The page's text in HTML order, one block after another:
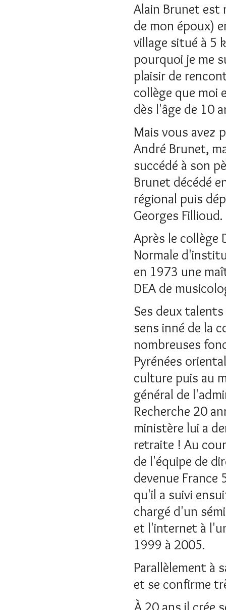
Alain Brunet est
de mon époux)
village situé à 5
pourquoi je me
plaisir de
collège que moi
dès l'âge de 10
Mais vous avez
André Brunet,
succédé à son
Brunet décédé
régional puis
Georges Fillioud.
Après le collège
Normale
en 1973 une
DEA de
Ses deux
sens inné de la
nombreuses
Pyrénées
culture puis au
général de
Recherche 20
ministère lui a
retraite ! Au
de l'équipe de
devenue France
qu'il a suivi
chargé d'un
et l'internet à
1999 à 2005.
Parallèlement à
et se confirme